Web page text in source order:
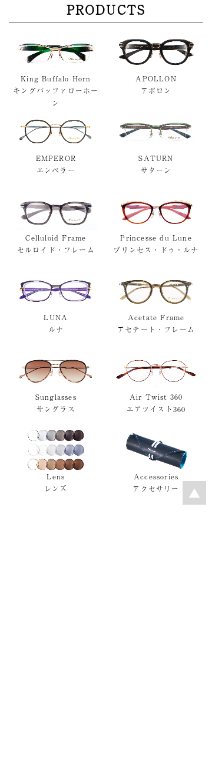
PRODUCTS
King Buffalo Horn
キングバッファローホー
ン
APOLLON
アポロン
EMPEROR
エンペラー
SATURN
サターン
Celluloid Frame
セルロイド・フレーム
Princesse du Lune
プリンセス・ドゥ・ルナ
LUNA
ルナ
Acetate Frame
アセテート・フレーム
Sunglasses
サングラス
Air Twist 360
エアツイスト360
Lens
レンズ
Accessories
アクセサリー